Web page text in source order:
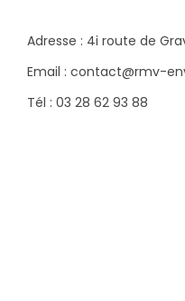
Adresse : 4i route de
Email : contact@rmv-
Tél : 03 28 62 93 88